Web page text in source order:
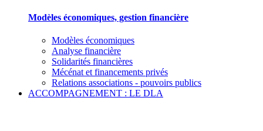
Modèles économiques, gestion financière
Modèles économiques
Analyse financière
Solidarités financières
Mécénat et financements privés
Relations associations - pouvoirs publics
ACCOMPAGNEMENT : LE DLA